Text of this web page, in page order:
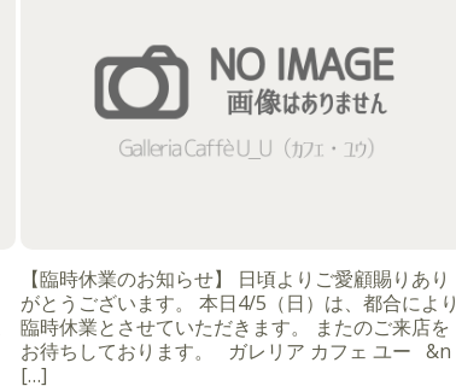
【臨時休業のお知らせ】 日頃よりご愛顧賜りあり
がとうございます。 本日4/5（日）は、都合により
臨時休業とさせていただきます。 またのご来店を
お待ちしております。 ガレリア カフェ ユー &n
[…]